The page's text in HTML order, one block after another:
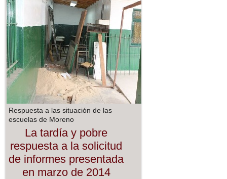
Respuesta a las situación de las
escuelas de Moreno
La tardía y pobre
respuesta a la solicitud
de informes presentada
en marzo de 2014